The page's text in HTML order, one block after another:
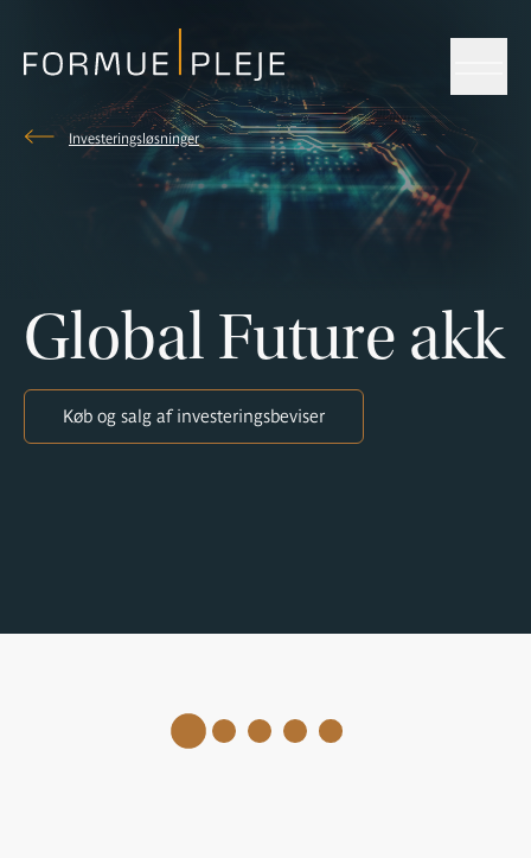
Investeringsløsninger
Formuepleje.dk
Global Future akk
Køb og salg af investeringsbeviser